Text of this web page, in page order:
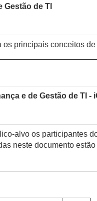
Gestão de TI
principais conceitos
e de Gestão de TI -
alvo os participantes
neste documento